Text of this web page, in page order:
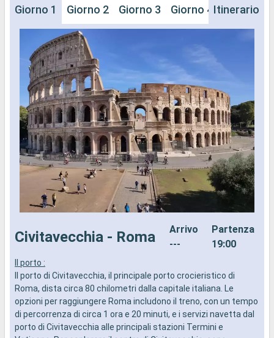
Giorno 1 Giorno 2 Giorno 3 Giorno 4 Giorno 5
Itinerario
Civitavecchia - Roma
Arrivo
---
Partenza
19:00
Il porto :
Il porto di Civitavecchia, il principale porto crocieristico di
Roma, dista circa 80 chilometri dalla capitale italiana. Le
opzioni per raggiungere Roma includono il treno, con un tempo
di percorrenza di circa 1 ora e 20 minuti, e i servizi navetta dal
porto di Civitavecchia alle principali stazioni Termini e